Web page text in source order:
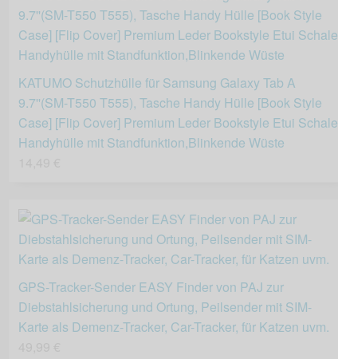
KATUMO Schutzhülle für Samsung Galaxy Tab A
9.7''(SM-T550 T555), Tasche Handy Hülle [Book Style
Case] [Flip Cover] Premium Leder Bookstyle Etui Schale
Handyhülle mit Standfunktion,Blinkende Wüste
GPS-Tracker-Sender EASY Finder von PAJ zur
Diebstahlsicherung und Ortung, Peilsender mit SIM-
Karte als Demenz-Tracker, Car-Tracker, für Katzen uvm.